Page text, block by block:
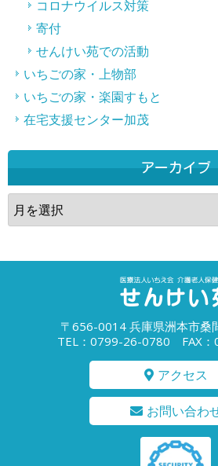
コロナウイルス対策
寄付
せんけい苑での活動
いちごの家・上物部
いちごの家・楽園すもと
在宅支援センター加茂
アーカイブ
ア
ー
カ
〒656-0014 兵庫県洲本市桑
TEL：0799-26-0780 FAX：
アクセス
お問い合わ